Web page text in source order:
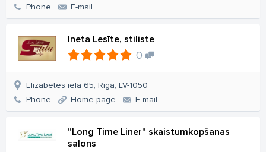
Phone
E-mail
Ineta Lesīte, stiliste
0
Elizabetes iela 65, Rīga, LV-1050
Phone
Home page E-mail
"Long Time Liner" skaistumkopšanas
salons